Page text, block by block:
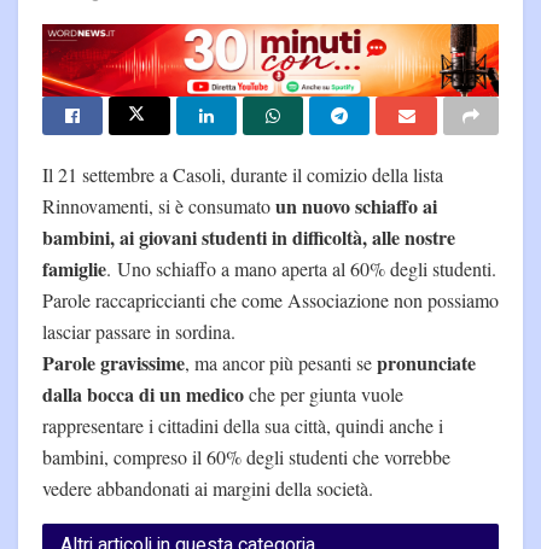
Il 21 settembre a Casoli, durante il comizio della lista
Rinnovamenti, si è consumatoun nuovo schiaffo ai
bambini, ai giovani studenti in difficoltà, alle nostre
famiglie. Uno schiaffo a mano aperta al 60% degli studenti.
Parole raccapriccianti che come Associazione non possiamo
lasciar passare in sordina.
Parole gravissime, ma ancor più pesanti sepronunciate
dalla bocca di un medicoche per giunta vuole
rappresentare i cittadini della sua città, quindi anche i
bambini, compreso il 60% degli studenti che vorrebbe
vedere abbandonati ai margini della società.